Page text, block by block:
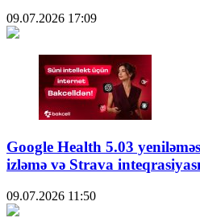
09.07.2026 17:09
Google Health 5.03
izləmə və Strava
09.07.2026 11:50